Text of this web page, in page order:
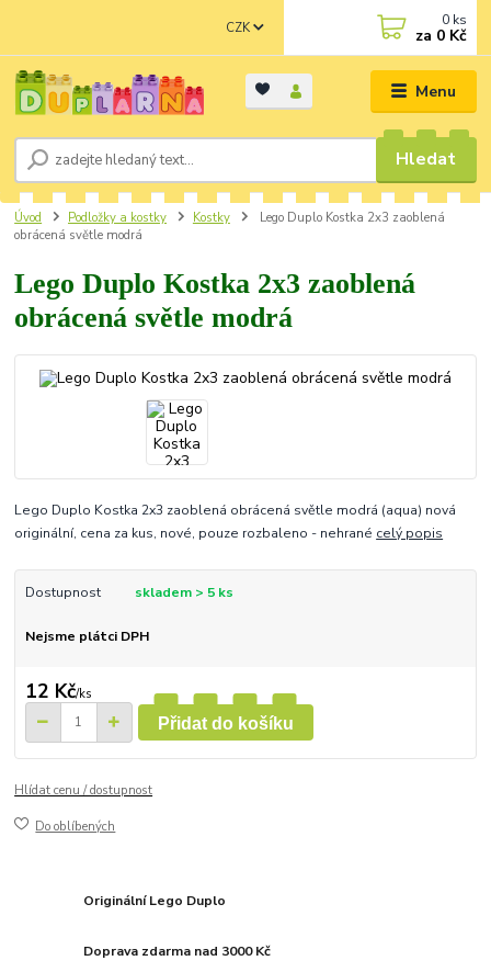
Menu
CZK
Hledat
0 ks
za 0 Kč
Úvod Podložky a kostky Kostky
Lego Duplo Kostka 2x3 zaoblená
obrácená světle modrá
Lego Duplo Kostka 2x3 zaoblená
obrácená světle modrá
Lego Duplo Kostka 2x3 zaoblená obrácená světle modrá (aqua) nová
originální, cena za kus, nové, pouze rozbaleno - nehrané celý popis
Dostupnost skladem > 5 ks
Nejsme plátci DPH
12 Kč/ks
Přidat do košíku
Hlídat cenu / dostupnost
Do oblíbených
Originální Lego Duplo
Doprava zdarma nad 3000 Kč